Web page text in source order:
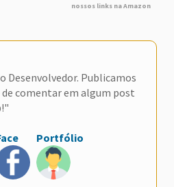
nossos links na Amazon
Desenvolvedor. Publicamos
de comentar em algum post
Portfólio